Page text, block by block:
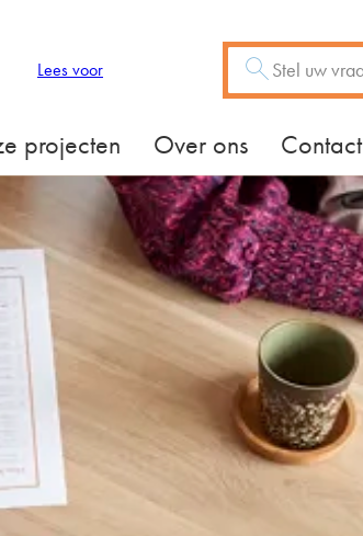
projecten Over ons Contact
Lees voor Zoeken
Vraag of trefwoord